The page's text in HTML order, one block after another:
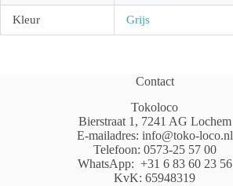
Kleur Grijs
Contact
Tokoloco
Bierstraat 1, 7241 AG Lochem
E-mailadres: info@toko-loco.nl
Telefoon: 0573-25 57 00
WhatsApp: +31 6 83 60 23 56
KvK: 65948319